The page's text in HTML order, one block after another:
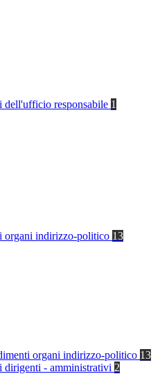
dell'ufficio responsabile 1
organi indirizzo-politico 13
organi indirizzo-politico 13
dirigenti - amministrativi 2